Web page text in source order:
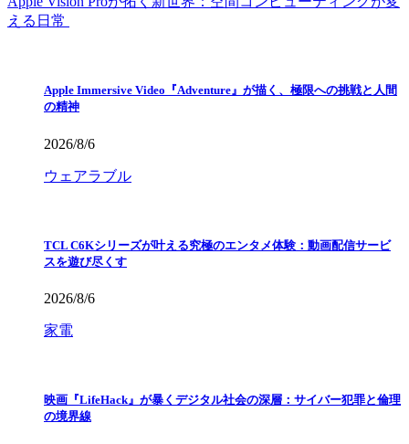
える日常
Apple Immersive Video『Adventure』が描く、極限への挑戦と人間
の精神
2026/8/6
ウェアラブル
TCL C6Kシリーズが叶える究極のエンタメ体験：動画配信サービ
スを遊び尽くす
2026/8/6
家電
映画『LifeHack』が暴くデジタル社会の深層：サイバー犯罪と倫理
の境界線